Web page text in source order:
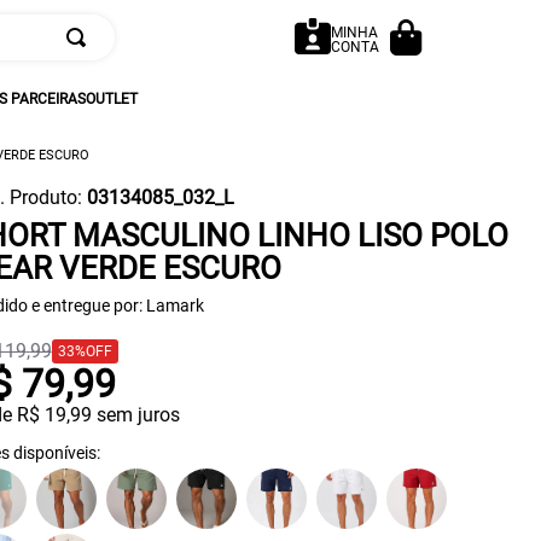
MINHA
CONTA
PARCEIRASOUTLET
ESCURO
Produto: 03134085_032_L
MASCULINO LINHO LISO POLO
VERDE ESCURO
e entregue por: Lamark
,99 33%OFF
79,99
R$ 19,99 sem juros